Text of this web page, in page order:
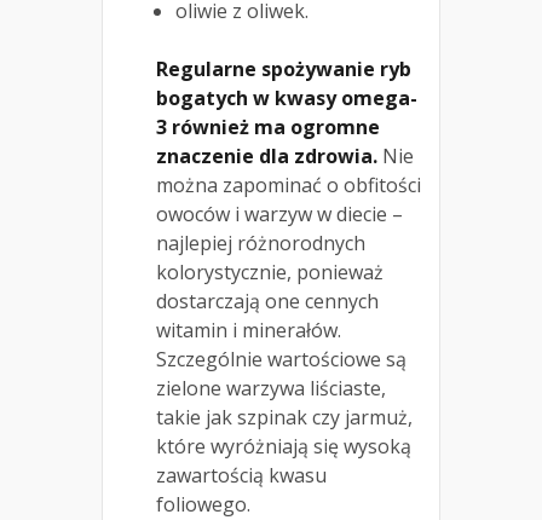
oliwie z oliwek.
Regularne spożywanie ryb
bogatych w kwasy omega-
3 również ma ogromne
znaczenie dla zdrowia. Nie
można zapominać o obfitości
owoców i warzyw w diecie –
najlepiej różnorodnych
kolorystycznie, ponieważ
dostarczają one cennych
witamin i minerałów.
Szczególnie wartościowe są
zielone warzywa liściaste,
takie jak szpinak czy jarmuż,
które wyróżniają się wysoką
zawartością kwasu
foliowego.